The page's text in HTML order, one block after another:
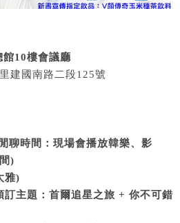
10樓會議廳
建國南路二段125號
聊時間：現場會播放韓樂、影
)
雅)
主題：首爾追星之旅 + 你不可錯